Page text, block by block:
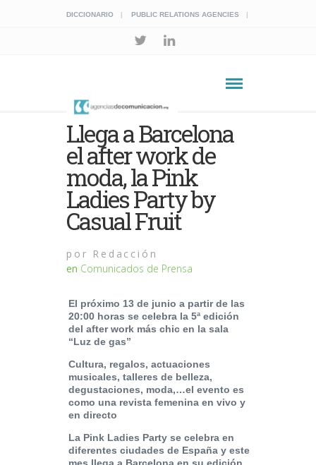
DICCIONARIO PUBLIC RELATIONS AGENCIES
Llega a Barcelona
el after work de
moda, la Pink
Ladies Party by
Casual Fruit
por Redacción
en Comunicados de Prensa
El próximo 13 de junio a partir de las
20:00 horas se celebra la 5ª edición
del after work más chic en la sala
“Luz de gas”
Cultura, regalos, actuaciones
musicales, talleres de belleza,
degustaciones, moda,…el evento es
como una revista femenina en vivo y
en directo
La Pink Ladies Party se celebra en
diferentes ciudades de España y este